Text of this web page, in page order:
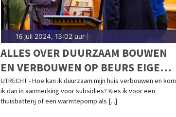
16 juli 2024, 13:02 uur|
ALLES OVER DUURZAAM BOUWEN
EN VERBOUWEN OP BEURS EIGEN
HUIS
UTRECHT - Hoe kan ik duurzaam mijn huis verbouwen en kom
ik dan in aanmerking voor subsidies? Kies ik voor een
thuisbatterij of een warmtepomp als [...]